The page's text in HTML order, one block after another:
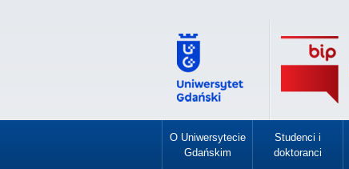
O Uniwersytecie
Gdańskim
Studenci i
doktoranci